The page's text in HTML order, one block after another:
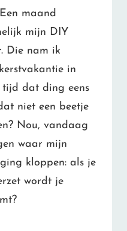
maand
mijn DIY
Die nam ik
in
tijd dat ding eens
niet een beetje
Nou, vandaag
waar mijn
kloppen: als je
wordt je